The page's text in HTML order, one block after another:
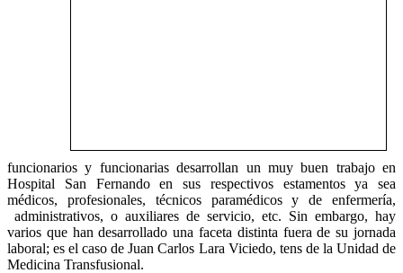
funcionarios y funcionarias desarrollan un muy buen trabajo en
Hospital San Fernando en sus respectivos estamentos ya sea
médicos, profesionales, técnicos paramédicos y de enfermería,
administrativos, o auxiliares de servicio, etc. Sin embargo, hay
varios que han desarrollado una faceta distinta fuera de su jornada
laboral; es el caso de Juan Carlos Lara Viciedo, tens de la Unidad de
Medicina Transfusional.